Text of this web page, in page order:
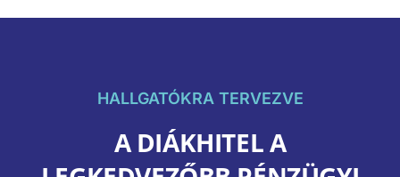
HALLGATÓKRA TERVEZVE
A DIÁKHITEL A